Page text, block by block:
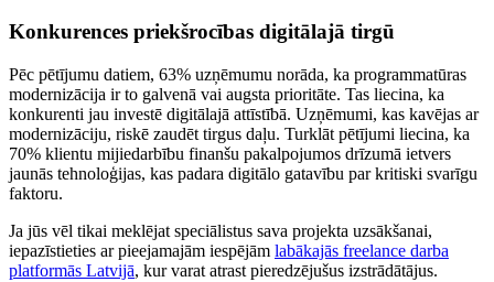
Konkurences priekšrocības digitālajā tirgū
Pēc pētījumu datiem, 63% uzņēmumu norāda, ka programmatūras
modernizācija ir to galvenā vai augsta prioritāte. Tas liecina, ka
konkurenti jau investē digitālajā attīstībā. Uzņēmumi, kas kavējas ar
modernizāciju, riskē zaudēt tirgus daļu. Turklāt pētījumi liecina, ka
70% klientu mijiedarbību finanšu pakalpojumos drīzumā ietvers
jaunās tehnoloģijas, kas padara digitālo gatavību par kritiski svarīgu
faktoru.
Ja jūs vēl tikai meklējat speciālistus sava projekta uzsākšanai,
iepazīstieties ar pieejamajām iespējām labākajās freelance darba
platformās Latvijā, kur varat atrast pieredzējušus izstrādātājus.